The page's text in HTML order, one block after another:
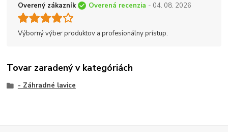
Overený zákazník Overená recenzia - 04. 08. 2026
Výborný výber produktov a profesionálny prístup.
Tovar zaradený v kategóriách
- Záhradné lavice